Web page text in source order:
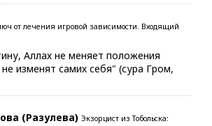
от лечения игровой зависимости. Входящий
Аллах не меняет положения
изменят самих себя" (сура Гром,
(Разулева) Экзорцист из Тобольска: